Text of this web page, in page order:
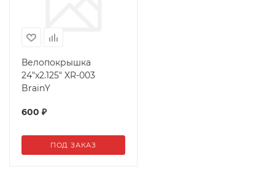
Велопокрышка
24"x2.125" XR-003
BrainY
600 ₽
ПОД ЗАКАЗ